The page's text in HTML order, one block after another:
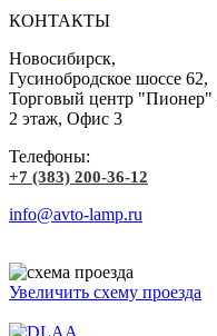
КОНТАКТЫ
Новосибирск,
Гусинобродское шоссе 62,
Торговый центр "Пионер"
2 этаж, Офис 3
Телефоны:
+7 (383) 200-36-12
info@avto-lamp.ru
Увеличить схему проезда